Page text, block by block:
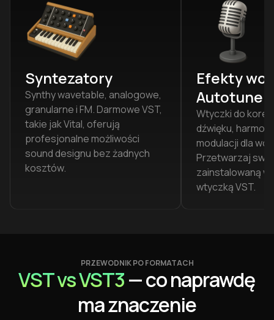
Syntezatory
Synthy wavetable, analogowe,
granularne i FM. Darmowe VST,
takie jak Vital, oferują
profesjonalne możliwości
sound designu bez żadnych
kosztów.
Efekty
Autotune
Wtyczki do
dźwięku,
modulacji dla
Przetwarzaj
zainstalowaną
wtyczką VST.
PRZEWODNIK PO FORMATACH
VST vs VST3— co naprawdę
ma znaczenie